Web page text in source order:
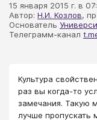
15 января 2015 г. в
Автор: Н.И. Козлов,
Основатель
Телеграмм-канал
Культура
раз вы когда-то
замечания. Такую
лучше